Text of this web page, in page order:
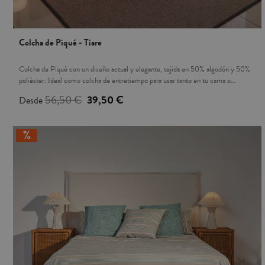
Colcha de Piqué - Tiare
Colcha de Piqué con un diseño actual y elegante, tejida en 50% algodón y 50%
poliéster. Ideal como colcha de entretiempo para usar tanto en tu cama o
colección de cojines. Los cojines a juego se venden por separado, no vienen
Desde56,50 € 39,50 €